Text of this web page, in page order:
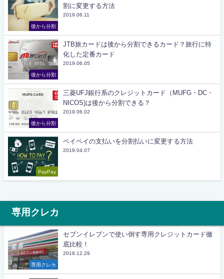
後から分割
割に変更する方法
2019.06.11
後から分割
JTB旅カードは後から分割できるカード？旅行に特
化した定番カード
2019.06.05
後から分割
三菱UFJ銀行系のクレジットカード（MUFG・DC・
NICOS)は後から分割できる？
2019.06.02
PayPay
ペイペイの支払いを分割払いに変更する方法
2019.04.07
専用クレカ
専用クレカ
セブンイレブンで使い倒す専用クレジットカード徹
底比較！
2018.12.29